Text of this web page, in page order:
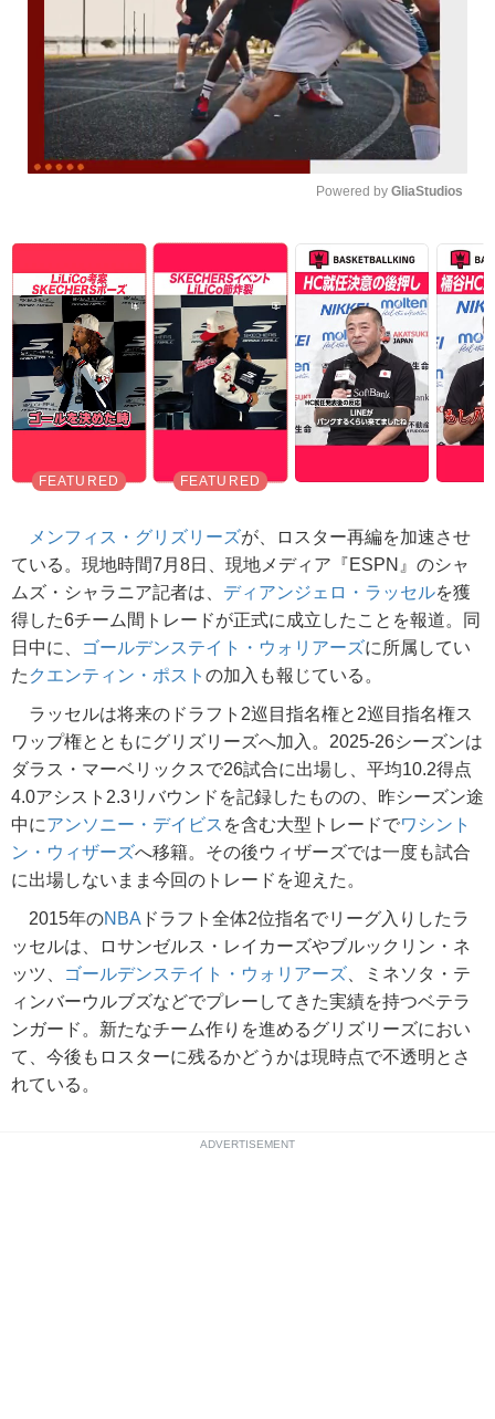
Powered by GliaStudios
メンフィス・グリズリーズが、ロスター再編を加速させ
ている。現地時間7月8日、現地メディア『ESPN』のシャ
ムズ・シャラニア記者は、 ディアンジェロ・ラッセルを獲
得した6チーム間トレードが正式に成立したことを報道。同
日中に、
ゴールデンステイト・ウォリアーズに所属してい
た クエンティン・ポスト の加入も報じている。
ラッセルは将来のドラフト2巡目指名権と2巡目指名権ス
ワップ権とともにグリズリーズへ加入。2025-26シーズンは
ダラス・マーベリックスで26試合に出場し、平均10.2得点
4.0アシスト2.3リバウンドを記録したものの、昨シーズン途
中にアンソニー・デイビス を含む大型トレードでワシント
ン・ウィザーズへ移籍。その後ウィザーズでは一度も試合
に出場しないまま今回のトレードを迎えた。
2015年のNBA ドラフト全体2位指名でリーグ入りしたラ
ッセルは、ロサンゼルス・レイカーズやブルックリン・ネ
ッツ、
ゴールデンステイト・ウォリアーズ 、ミネソタ・テ
ィンバーウルブズなどでプレーしてきた実績を持つベテラ
ンガード。新たなチーム作りを進めるグリズリーズにおい
て、今後もロスターに残るかどうかは現時点で不透明とさ
れている。
ADVERTISEMENT